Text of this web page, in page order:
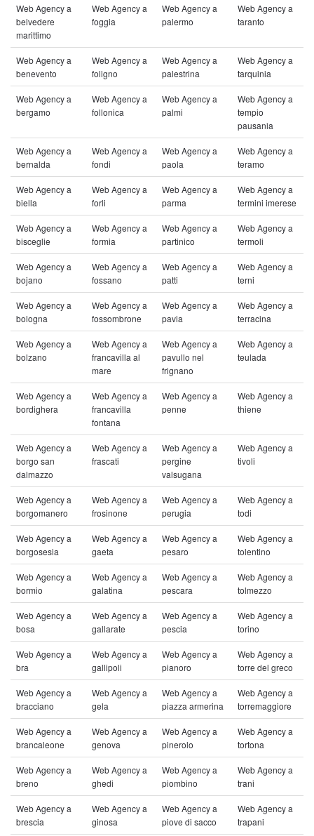
Web Agency a
belvedere
marittimo
Web Agency a
foggia
Web Agency a
palermo
Web Agency a
taranto
Web Agency a
benevento
Web Agency a
foligno
Web Agency a
palestrina
Web Agency a
tarquinia
Web Agency a
bergamo
Web Agency a
follonica
Web Agency a
palmi
Web Agency a
tempio
pausania
Web Agency a
bernalda
Web Agency a
fondi
Web Agency a
paola
Web Agency a
teramo
Web Agency a
biella
Web Agency a
forli
Web Agency a
parma
Web Agency a
termini imerese
Web Agency a
bisceglie
Web Agency a
formia
Web Agency a
partinico
Web Agency a
termoli
Web Agency a
bojano
Web Agency a
fossano
Web Agency a
patti
Web Agency a
terni
Web Agency a
bologna
Web Agency a
fossombrone
Web Agency a
pavia
Web Agency a
terracina
Web Agency a
bolzano
Web Agency a
francavilla al
mare
Web Agency a
pavullo nel
frignano
Web Agency a
teulada
Web Agency a
bordighera
Web Agency a
francavilla
fontana
Web Agency a
penne
Web Agency a
thiene
Web Agency a
borgo san
dalmazzo
Web Agency a
frascati
Web Agency a
pergine
valsugana
Web Agency a
tivoli
Web Agency a
borgomanero
Web Agency a
frosinone
Web Agency a
perugia
Web Agency a
todi
Web Agency a
borgosesia
Web Agency a
gaeta
Web Agency a
pesaro
Web Agency a
tolentino
Web Agency a
bormio
Web Agency a
galatina
Web Agency a
pescara
Web Agency a
tolmezzo
Web Agency a
bosa
Web Agency a
gallarate
Web Agency a
pescia
Web Agency a
torino
Web Agency a
bra
Web Agency a
gallipoli
Web Agency a
pianoro
Web Agency a
torre del greco
Web Agency a
bracciano
Web Agency a
gela
Web Agency a
piazza armerina
Web Agency a
torremaggiore
Web Agency a
brancaleone
Web Agency a
genova
Web Agency a
pinerolo
Web Agency a
tortona
Web Agency a
breno
Web Agency a
ghedi
Web Agency a
piombino
Web Agency a
trani
Web Agency a
brescia
Web Agency a
ginosa
Web Agency a
piove di sacco
Web Agency a
trapani